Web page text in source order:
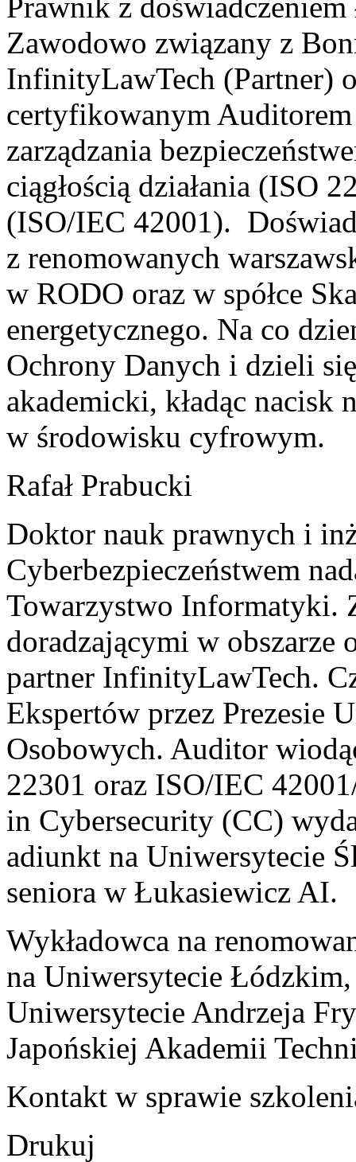
Zawodowo związany z
InfinityLawTech (Partner)
certyfikowanym
zarządzania
ciągłością działania (ISO
(ISO/IEC 42001).
z renomowanych
w RODO oraz w spółce
energetycznego. Na co
Ochrony Danych i dzieli
akademicki, kładąc nacisk
w środowisku cyfrowym.
Rafał Prabucki
Doktor nauk prawnych i
Cyberbezpieczeństwem
Towarzystwo Informatyki.
doradzającymi w obszarze
partner InfinityLawTech.
Ekspertów przez Prezesie
Osobowych. Auditor
22301 oraz ISO/IEC
in Cybersecurity (CC)
adiunkt na Uniwersytecie
seniora w Łukasiewicz AI.
Wykładowca na
na Uniwersytecie
Uniwersytecie Andrzeja
Japońskiej Akademii
Kontakt w sprawie
Drukuj